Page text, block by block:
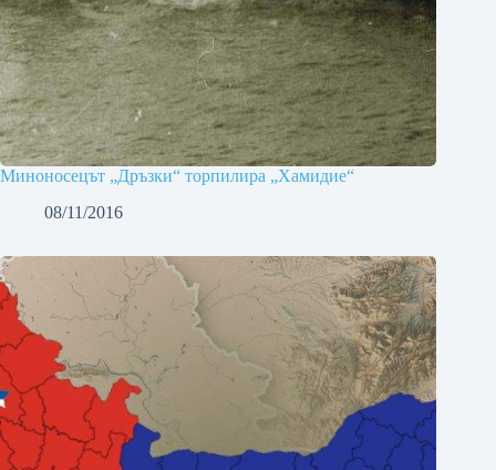
Миноносецът „Дръзки“ торпилира „Хамидие“
08/11/2016